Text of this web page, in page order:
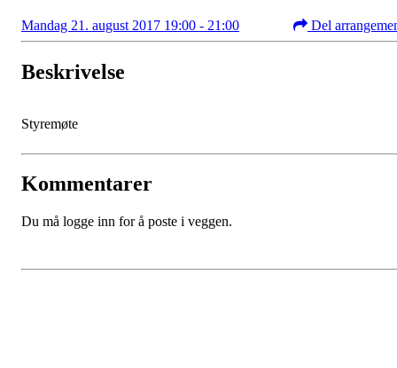
Mandag 21. august 2017 19:00 - 21:00 Del
Beskrivelse
Styremøte
Kommentarer
Du må logge inn for å poste i veggen.